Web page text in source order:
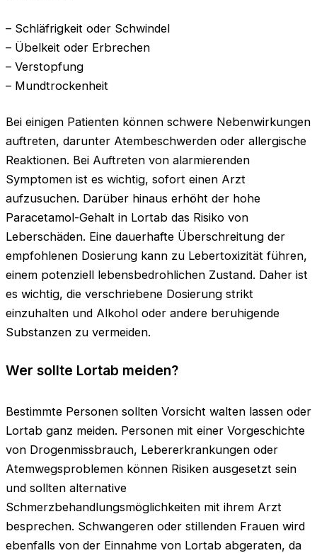
– Schläfrigkeit oder Schwindel
– Übelkeit oder Erbrechen
– Verstopfung
– Mundtrockenheit
Bei einigen Patienten können schwere Nebenwirkungen
auftreten, darunter Atembeschwerden oder allergische
Reaktionen. Bei Auftreten von alarmierenden
Symptomen ist es wichtig, sofort einen Arzt
aufzusuchen. Darüber hinaus erhöht der hohe
Paracetamol-Gehalt in Lortab das Risiko von
Leberschäden. Eine dauerhafte Überschreitung der
empfohlenen Dosierung kann zu Lebertoxizität führen,
einem potenziell lebensbedrohlichen Zustand. Daher ist
es wichtig, die verschriebene Dosierung strikt
einzuhalten und Alkohol oder andere beruhigende
Substanzen zu vermeiden.
Wer sollte Lortab meiden?
Bestimmte Personen sollten Vorsicht walten lassen oder
Lortab ganz meiden. Personen mit einer Vorgeschichte
von Drogenmissbrauch, Lebererkrankungen oder
Atemwegsproblemen können Risiken ausgesetzt sein
und sollten alternative
Schmerzbehandlungsmöglichkeiten mit ihrem Arzt
besprechen. Schwangeren oder stillenden Frauen wird
ebenfalls von der Einnahme von Lortab abgeraten, da